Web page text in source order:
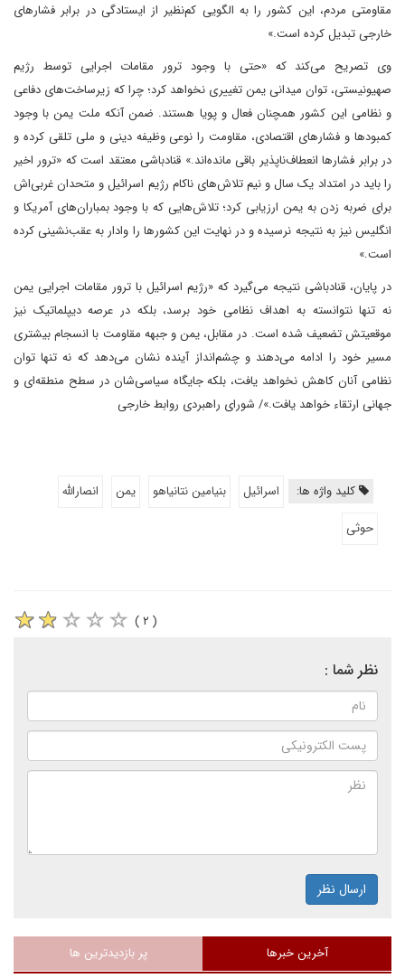
مقاومتی مردم، این کشور را به الگویی کم‌نظیر از ایستادگی در برابر فشارهای
خارجی تبدیل کرده است.»
وی تصریح می‌کند که «حتی با وجود ترور مقامات اجرایی توسط رژیم
صهیونیستی، توان میدانی یمن تغییری نخواهد کرد؛ چرا که زیرساخت‌های دفاعی
و نظامی این کشور همچنان فعال و پویا هستند. ضمن آنکه ملت یمن با وجود
کمبودها و فشارهای اقتصادی، مقاومت را نوعی وظیفه دینی و ملی تلقی کرده و
در برابر فشارها انعطاف‌ناپذیر باقی مانده‌اند.» قنادباشی معتقد است که «ترور اخیر
را باید در امتداد یک سال و نیم تلاش‌های ناکام رژیم اسرائیل و متحدان غربی‌اش
برای ضربه زدن به یمن ارزیابی کرد؛ تلاش‌هایی که با وجود بمباران‌های آمریکا و
انگلیس نیز به نتیجه نرسیده و در نهایت این کشورها را وادار به عقب‌نشینی کرده
است.»
در پایان، قنادباشی نتیجه می‌گیرد که «رژیم اسرائیل با ترور مقامات اجرایی یمن
نه تنها نتوانسته به اهداف نظامی خود برسد، بلکه در عرصه دیپلماتیک نیز
موقعیتش تضعیف شده است. در مقابل، یمن و جبهه مقاومت با انسجام بیشتری
مسیر خود را ادامه می‌دهند و چشم‌انداز آینده نشان می‌دهد که نه تنها توان
نظامی آنان کاهش نخواهد یافت، بلکه جایگاه سیاسی‌شان در سطح منطقه‌ای و
جهانی ارتقاء خواهد یافت.»/ شورای راهبردی روابط خارجی
کلید واژه ها: اسرائیل بنیامین نتانیاهو یمن
انصارالله
حوثی
( ۲ )
نظر شما :
ارسال نظر
آخرین خبرها پر بازدیدترین ها